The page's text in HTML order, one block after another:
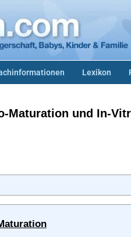
Lexikon
Maturation und In-